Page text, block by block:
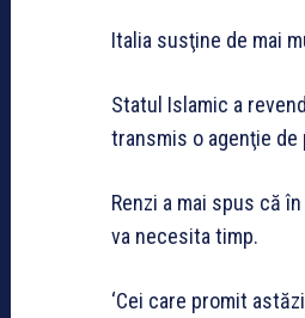
Italia susţine de mai
Statul Islamic a
transmis o agenţie
Renzi a mai spus că
va necesita timp.
‘Cei care promit